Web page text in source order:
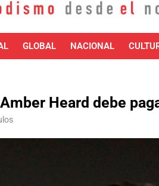
GLOBAL NACIONAL
Heard debe